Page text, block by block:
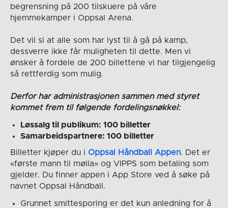
begrensning på 200 tilskuere på våre
hjemmekamper i Oppsal Arena.
Det vil si at alle som har lyst til å gå på kamp,
dessverre ikke får muligheten til dette. Men vi
ønsker å fordele de 200 billettene vi har tilgjengelig
så rettferdig som mulig.
Derfor har administrasjonen sammen med styret
kommet frem til følgende fordelingsnøkkel:
Løssalg til publikum: 100 billetter
Samarbeidspartnere: 100 billetter
Billetter kjøper du i Oppsal Håndball Appen. Det er
«første mann til mølla» og VIPPS som betaling som
gjelder. Du finner appen i App Store ved å søke på
navnet Oppsal Håndball.
Grunnet smittesporing er det kun anledning for å